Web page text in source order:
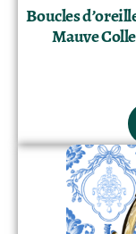
Boucles
Mauve